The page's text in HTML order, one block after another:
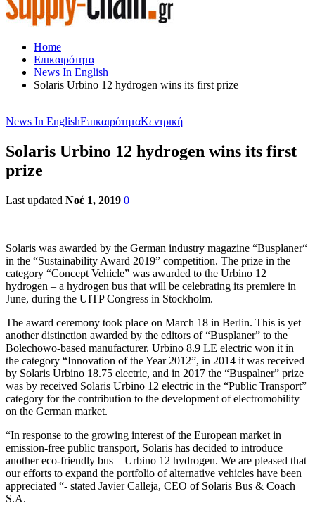
Home
Επικαιρότητα
News In English
Solaris Urbino 12 hydrogen wins its first prize
News In EnglishΕπικαιρότηταΚεντρική
Solaris Urbino 12 hydrogen wins its first
prize
Last updated Νοέ 1, 2019 0
Solaris was awarded by the German industry magazine “Busplaner“
in the “Sustainability Award 2019” competition. The prize in the
category “Concept Vehicle” was awarded to the Urbino 12
hydrogen – a hydrogen bus that will be celebrating its premiere in
June, during the UITP Congress in Stockholm.
The award ceremony took place on March 18 in Berlin. This is yet
another distinction awarded by the editors of “Busplaner” to the
Bolechowo-based manufacturer. Urbino 8.9 LE electric won it in
the category “Innovation of the Year 2012”, in 2014 it was received
by Solaris Urbino 18.75 electric, and in 2017 the “Buspalner” prize
was by received Solaris Urbino 12 electric in the “Public Transport”
category for the contribution to the development of electromobility
on the German market.
“In response to the growing interest of the European market in
emission-free public transport, Solaris has decided to introduce
another eco-friendly bus – Urbino 12 hydrogen. We are pleased that
our efforts to expand the portfolio of alternative vehicles have been
appreciated “- stated Javier Calleja, CEO of Solaris Bus & Coach
S.A.